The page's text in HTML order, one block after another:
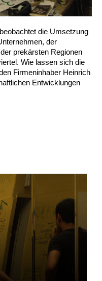
die Umsetzung
der
prekärsten Regionen
Wie lassen sich die
Firmeninhaber Heinrich
Entwicklungen